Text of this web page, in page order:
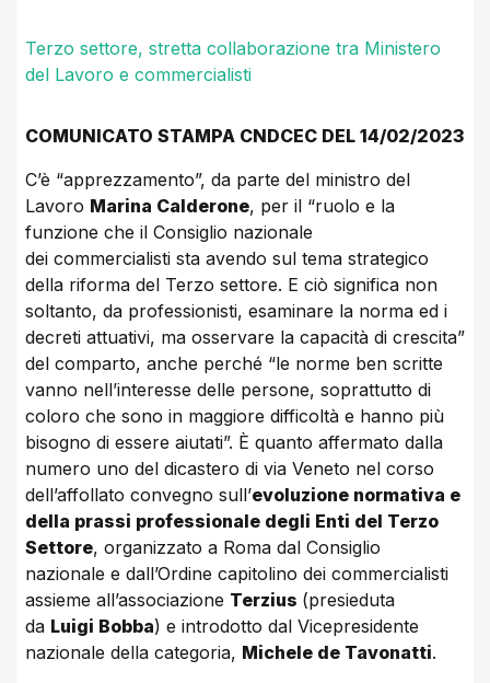
Terzo settore, stretta collaborazione tra Ministero
del Lavoro e commercialisti
COMUNICATO STAMPA CNDCEC DEL 14/02/2023
C’è “apprezzamento”, da parte del ministro del
Lavoro Marina Calderone, per il “ruolo e la
funzione che il Consiglio nazionale
dei commercialisti sta avendo sul tema strategico
della riforma del Terzo settore. E ciò significa non
soltanto, da professionisti, esaminare la norma ed i
decreti attuativi, ma osservare la capacità di crescita”
del comparto, anche perché “le norme ben scritte
vanno nell’interesse delle persone, soprattutto di
coloro che sono in maggiore difficoltà e hanno più
bisogno di essere aiutati”. È quanto affermato dalla
numero uno del dicastero di via Veneto nel corso
dell’affollato convegno sull’evoluzione normativa e
della prassi professionale degli Enti del Terzo
Settore, organizzato a Roma dal Consiglio
nazionale e dall’Ordine capitolino dei commercialisti
assieme all’associazione Terzius (presieduta
da Luigi Bobba) e introdotto dal Vicepresidente
nazionale della categoria, Michele de Tavonatti.